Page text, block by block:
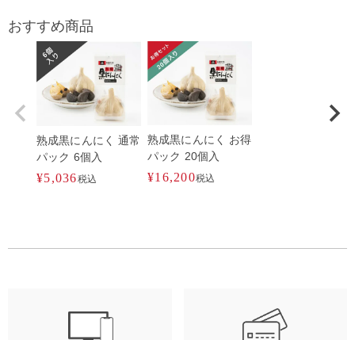
おすすめ商品
熟成黒にんにく 通常
パック 6個入
¥5,036税込
熟成黒にんにく お得
パック 20個入
¥16,200税込